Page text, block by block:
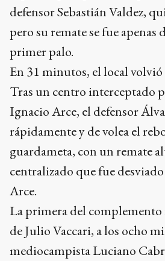
defensor Sebastián Valdez,
pero su remate se fue apenas
primer palo.
En 31 minutos, el local volvió
Tras un centro interceptado
Ignacio Arce, el defensor
rápidamente y de volea el
guardameta, con un remate
centralizado que fue
Arce.
La primera del complemento
de Julio Vaccari, a los ocho
mediocampista Luciano